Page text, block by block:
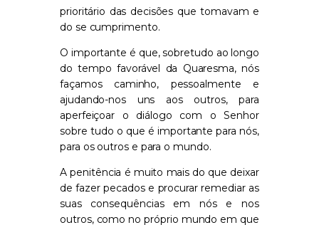
prioritário das decisões que tomavam e
do se cumprimento.
O importante é que, sobretudo ao longo
do tempo favorável da Quaresma, nós
façamos caminho, pessoalmente e
ajudando-nos uns aos outros, para
aperfeiçoar o diálogo com o Senhor
sobre tudo o que é importante para nós,
para os outros e para o mundo.
A penitência é muito mais do que deixar
de fazer pecados e procurar remediar as
suas consequências em nós e nos
outros, como no próprio mundo em que